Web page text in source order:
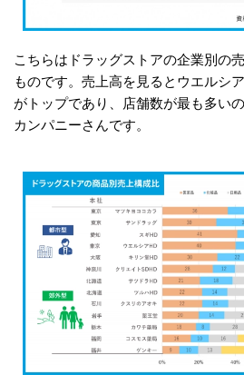
こちらはドラッグストアの企業別の
ものです。売上高を見るとウエルシ
がトップであり、店舗数が最も多い
カンパニーさんです。